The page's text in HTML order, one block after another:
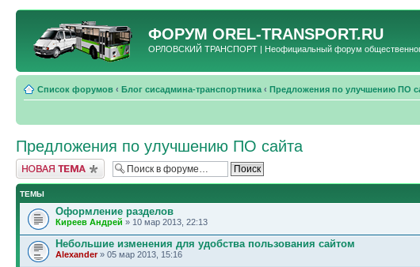
ФОРУМ OREL-TRANSPORT.RU
ОРЛОВСКИЙ ТРАНСПОРТ | Неофициальный форум
Список форумов ‹ Блог сисадмина-транспортника ‹ Предложения по улучшению ПО
Предложения по улучшению ПО сайта
Новая тема
ТЕМЫ
Оформление разделов
Киреев Андрей » 10 мар 2013, 22:13
Небольшие изменения для удобства пользования сайтом
Alexander» 05 мар 2013, 15:16